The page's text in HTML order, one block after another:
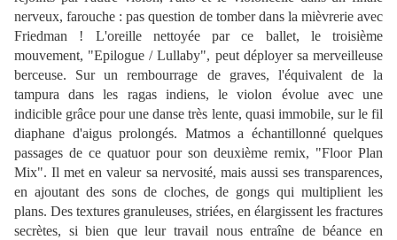
nerveux, farouche : pas question de tomber dans la mièvrerie avec
Friedman ! L'oreille nettoyée par ce ballet, le troisième
mouvement, "Epilogue / Lullaby", peut déployer sa merveilleuse
berceuse. Sur un rembourrage de graves, l'équivalent de la
tampura dans les ragas indiens, le violon évolue avec une
indicible grâce pour une danse très lente, quasi immobile, sur le fil
diaphane d'aigus prolongés. Matmos a échantillonné quelques
passages de ce quatuor pour son deuxième remix, "Floor Plan
Mix". Il met en valeur sa nervosité, mais aussi ses transparences,
en ajoutant des sons de cloches, de gongs qui multiplient les
plans. Des textures granuleuses, striées, en élargissent les fractures
secrètes, si bien que leur travail nous entraîne de béance en